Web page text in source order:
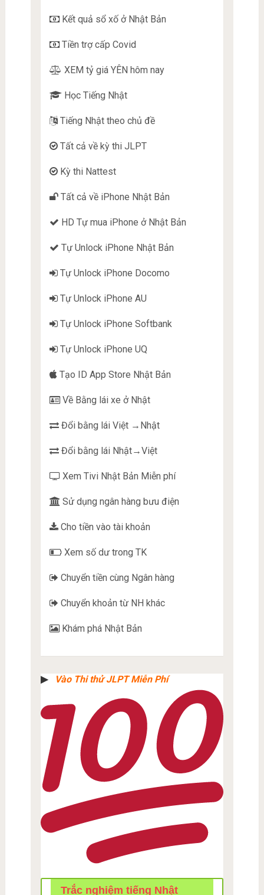
Kết quả sổ xố ở Nhật Bản
Tiền trợ cấp Covid
XEM tỷ giá YÊN hôm nay
Học Tiếng Nhật
Tiếng Nhật theo chủ đề
Tất cả về kỳ thi JLPT
Kỳ thi Nattest
Tất cả về iPhone Nhật Bản
HD Tự mua iPhone ở Nhật Bản
Tự Unlock iPhone Nhật Bản
Tự Unlock iPhone Docomo
Tự Unlock iPhone AU
Tự Unlock iPhone Softbank
Tự Unlock iPhone UQ
Tạo ID App Store Nhật Bản
Về Bằng lái xe ở Nhật
Đổi bằng lái Việt →Nhật
Đổi bằng lái Nhật→Việt
Xem Tivi Nhật Bản Miễn phí
Sử dụng ngân hàng bưu điện
Cho tiền vào tài khoản
Xem số dư trong TK
Chuyển tiền cùng Ngân hàng
Chuyển khoản từ NH khác
Khám phá Nhật Bản
▶︎ Vào Thi thử JLPT Miễn Phí
Trắc nghiệm tiếng Nhật